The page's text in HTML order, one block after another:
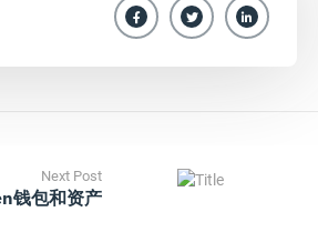
Next Post
钱包和资产